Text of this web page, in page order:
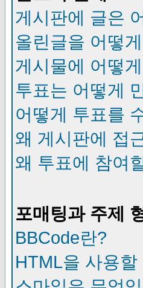
게시판에 글은
올린글을 어떻
게시물에 어떻
투표는 어떻게
어떻게 투표를
왜 게시판에 접
왜 투표에 참여
포매팅과 주제
BBCode란?
HTML을 사용